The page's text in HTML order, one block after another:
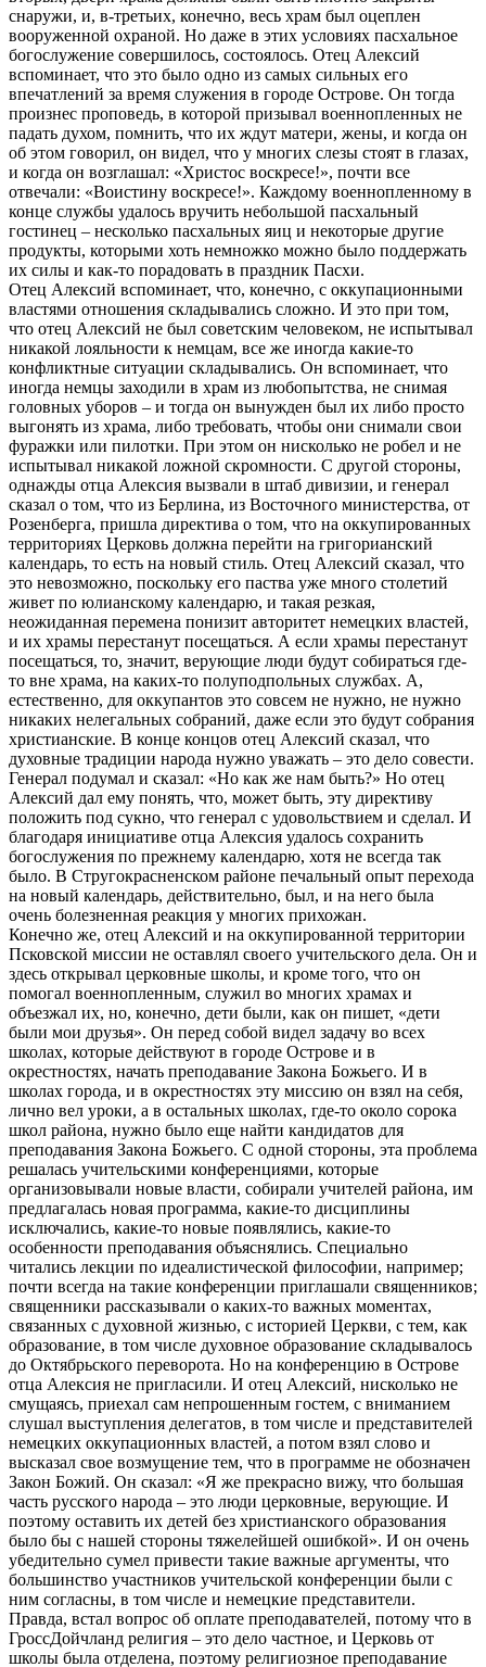
снаружи, и, в-третьих, конечно, весь храм был оцеплен
вооруженной охраной. Но даже в этих условиях пасхальное
богослужение совершилось, состоялось. Отец Алексий
вспоминает, что это было одно из самых сильных его
впечатлений за время служения в городе Острове. Он тогда
произнес проповедь, в которой призывал военнопленных не
падать духом, помнить, что их ждут матери, жены, и когда он
об этом говорил, он видел, что у многих слезы стоят в глазах,
и когда он возглашал: «Христос воскресе!», почти все
отвечали: «Воистину воскресе!». Каждому военнопленному в
конце службы удалось вручить небольшой пасхальный
гостинец – несколько пасхальных яиц и некоторые другие
продукты, которыми хоть немножко можно было поддержать
их силы и как-то порадовать в праздник Пасхи.
Отец Алексий вспоминает, что, конечно, с оккупационными
властями отношения складывались сложно. И это при том,
что отец Алексий не был советским человеком, не испытывал
никакой лояльности к немцам, все же иногда какие-то
конфликтные ситуации складывались. Он вспоминает, что
иногда немцы заходили в храм из любопытства, не снимая
головных уборов – и тогда он вынужден был их либо просто
выгонять из храма, либо требовать, чтобы они снимали свои
фуражки или пилотки. При этом он нисколько не робел и не
испытывал никакой ложной скромности. С другой стороны,
однажды отца Алексия вызвали в штаб дивизии, и генерал
сказал о том, что из Берлина, из Восточного министерства, от
Розенберга, пришла директива о том, что на оккупированных
территориях Церковь должна перейти на григорианский
календарь, то есть на новый стиль. Отец Алексий сказал, что
это невозможно, поскольку его паства уже много столетий
живет по юлианскому календарю, и такая резкая,
неожиданная перемена понизит авторитет немецких властей,
и их храмы перестанут посещаться. А если храмы перестанут
посещаться, то, значит, верующие люди будут собираться где-
то вне храма, на каких-то полуподпольных службах. А,
естественно, для оккупантов это совсем не нужно, не нужно
никаких нелегальных собраний, даже если это будут собрания
христианские. В конце концов отец Алексий сказал, что
духовные традиции народа нужно уважать – это дело совести.
Генерал подумал и сказал: «Но как же нам быть?» Но отец
Алексий дал ему понять, что, может быть, эту директиву
положить под сукно, что генерал с удовольствием и сделал. И
благодаря инициативе отца Алексия удалось сохранить
богослужения по прежнему календарю, хотя не всегда так
было. В Стругокрасненском районе печальный опыт перехода
на новый календарь, действительно, был, и на него была
очень болезненная реакция у многих прихожан.
Конечно же, отец Алексий и на оккупированной территории
Псковской миссии не оставлял своего учительского дела. Он и
здесь открывал церковные школы, и кроме того, что он
помогал военнопленным, служил во многих храмах и
объезжал их, но, конечно, дети были, как он пишет, «дети
были мои друзья». Он перед собой видел задачу во всех
школах, которые действуют в городе Острове и в
окрестностях, начать преподавание Закона Божьего. И в
школах города, и в окрестностях эту миссию он взял на себя,
лично вел уроки, а в остальных школах, где-то около сорока
школ района, нужно было еще найти кандидатов для
преподавания Закона Божьего. С одной стороны, эта проблема
решалась учительскими конференциями, которые
организовывали новые власти, собирали учителей района, им
предлагалась новая программа, какие-то дисциплины
исключались, какие-то новые появлялись, какие-то
особенности преподавания объяснялись. Специально
читались лекции по идеалистической философии, например;
почти всегда на такие конференции приглашали священников;
священники рассказывали о каких-то важных моментах,
связанных с духовной жизнью, с историей Церкви, с тем, как
образование, в том числе духовное образование складывалось
до Октябрьского переворота. Но на конференцию в Острове
отца Алексия не пригласили. И отец Алексий, нисколько не
смущаясь, приехал сам непрошенным гостем, с вниманием
слушал выступления делегатов, в том числе и представителей
немецких оккупационных властей, а потом взял слово и
высказал свое возмущение тем, что в программе не обозначен
Закон Божий. Он сказал: «Я же прекрасно вижу, что большая
часть русского народа – это люди церковные, верующие. И
поэтому оставить их детей без христианского образования
было бы с нашей стороны тяжелейшей ошибкой». И он очень
убедительно сумел привести такие важные аргументы, что
большинство участников учительской конференции были с
ним согласны, в том числе и немецкие представители.
Правда, встал вопрос об оплате преподавателей, потому что в
ГроссДойчланд религия – это дело частное, и Церковь от
школы была отделена, поэтому религиозное преподавание